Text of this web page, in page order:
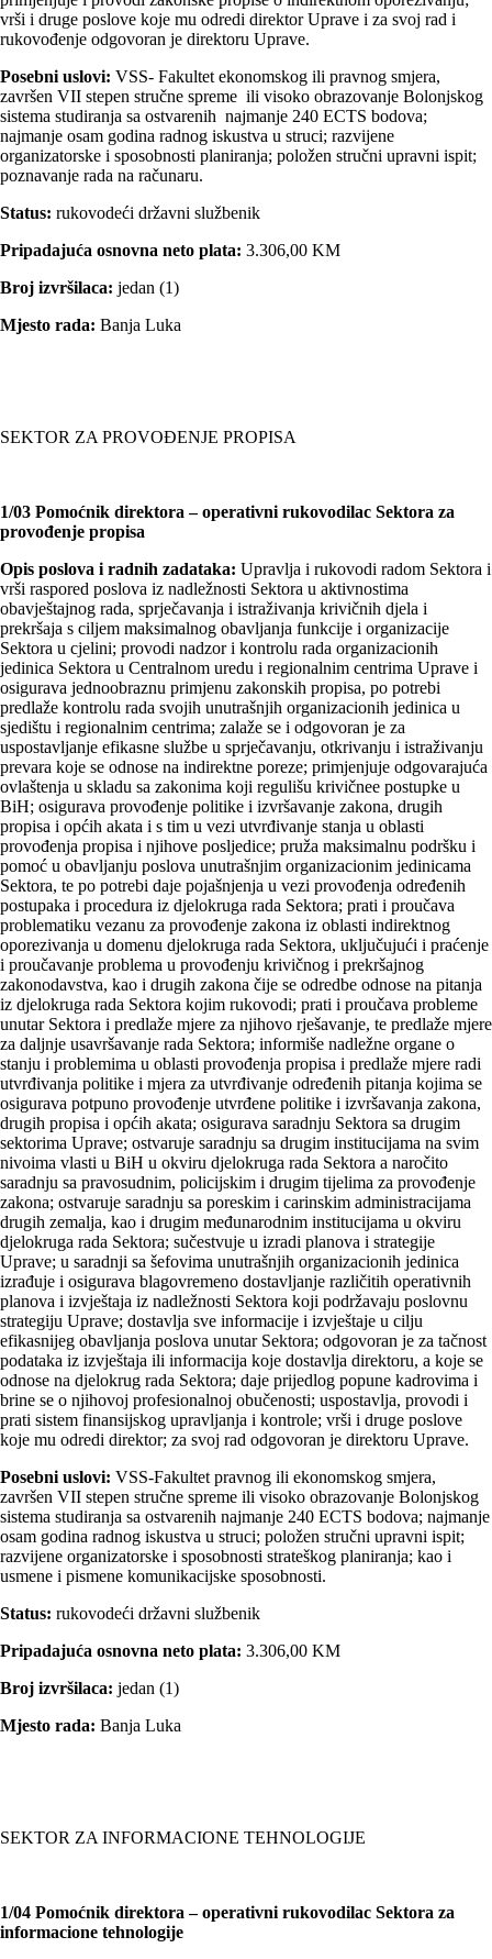
vrši i druge poslove koje mu odredi direktor Uprave i za svoj rad i
rukovođenje odgovoran je direktoru Uprave.
Posebni uslovi: VSS- Fakultet ekonomskog ili pravnog smjera,
završen VII stepen stručne spreme ili visoko obrazovanje Bolonjskog
sistema studiranja sa ostvarenih najmanje 240 ECTS bodova;
najmanje osam godina radnog iskustva u struci; razvijene
organizatorske i sposobnosti planiranja; položen stručni upravni ispit;
poznavanje rada na računaru.
Status: rukovodeći državni službenik
Pripadajuća osnovna neto plata: 3.306,00 KM
Broj izvršilaca: jedan (1)
Mjesto rada: Banja Luka
SEKTOR ZA PROVOĐENJE PROPISA
1/03 Pomoćnik direktora – operativni rukovodilac Sektora za
provođenje propisa
Opis poslova i radnih zadataka: Upravlja i rukovodi radom Sektora i
vrši raspored poslova iz nadležnosti Sektora u aktivnostima
obavještajnog rada, sprječavanja i istraživanja krivičnih djela i
prekršaja s ciljem maksimalnog obavljanja funkcije i organizacije
Sektora u cjelini; provodi nadzor i kontrolu rada organizacionih
jedinica Sektora u Centralnom uredu i regionalnim centrima Uprave i
osigurava jednoobraznu primjenu zakonskih propisa, po potrebi
predlaže kontrolu rada svojih unutrašnjih organizacionih jedinica u
sjedištu i regionalnim centrima; zalaže se i odgovoran je za
uspostavljanje efikasne službe u sprječavanju, otkrivanju i istraživanju
prevara koje se odnose na indirektne poreze; primjenjuje odgovarajuća
ovlaštenja u skladu sa zakonima koji regulišu krivičnee postupke u
BiH; osigurava provođenje politike i izvršavanje zakona, drugih
propisa i općih akata i s tim u vezi utvrđivanje stanja u oblasti
provođenja propisa i njihove posljedice; pruža maksimalnu podršku i
pomoć u obavljanju poslova unutrašnjim organizacionim jedinicama
Sektora, te po potrebi daje pojašnjenja u vezi provođenja određenih
postupaka i procedura iz djelokruga rada Sektora; prati i proučava
problematiku vezanu za provođenje zakona iz oblasti indirektnog
oporezivanja u domenu djelokruga rada Sektora, uključujući i praćenje
i proučavanje problema u provođenju krivičnog i prekršajnog
zakonodavstva, kao i drugih zakona čije se odredbe odnose na pitanja
iz djelokruga rada Sektora kojim rukovodi; prati i proučava probleme
unutar Sektora i predlaže mjere za njihovo rješavanje, te predlaže mjere
za daljnje usavršavanje rada Sektora; informiše nadležne organe o
stanju i problemima u oblasti provođenja propisa i predlaže mjere radi
utvrđivanja politike i mjera za utvrđivanje određenih pitanja kojima se
osigurava potpuno provođenje utvrđene politike i izvršavanja zakona,
drugih propisa i općih akata; osigurava saradnju Sektora sa drugim
sektorima Uprave; ostvaruje saradnju sa drugim institucijama na svim
nivoima vlasti u BiH u okviru djelokruga rada Sektora a naročito
saradnju sa pravosudnim, policijskim i drugim tijelima za provođenje
zakona; ostvaruje saradnju sa poreskim i carinskim administracijama
drugih zemalja, kao i drugim međunarodnim institucijama u okviru
djelokruga rada Sektora; sučestvuje u izradi planova i strategije
Uprave; u saradnji sa šefovima unutrašnjih organizacionih jedinica
izrađuje i osigurava blagovremeno dostavljanje različitih operativnih
planova i izvještaja iz nadležnosti Sektora koji podržavaju poslovnu
strategiju Uprave; dostavlja sve informacije i izvještaje u cilju
efikasnijeg obavljanja poslova unutar Sektora; odgovoran je za tačnost
podataka iz izvještaja ili informacija koje dostavlja direktoru, a koje se
odnose na djelokrug rada Sektora; daje prijedlog popune kadrovima i
brine se o njihovoj profesionalnoj obučenosti; uspostavlja, provodi i
prati sistem finansijskog upravljanja i kontrole; vrši i druge poslove
koje mu odredi direktor; za svoj rad odgovoran je direktoru Uprave.
Posebni uslovi: VSS-Fakultet pravnog ili ekonomskog smjera,
završen VII stepen stručne spreme ili visoko obrazovanje Bolonjskog
sistema studiranja sa ostvarenih najmanje 240 ECTS bodova; najmanje
osam godina radnog iskustva u struci; položen stručni upravni ispit;
razvijene organizatorske i sposobnosti strateškog planiranja; kao i
usmene i pismene komunikacijske sposobnosti.
Status: rukovodeći državni službenik
Pripadajuća osnovna neto plata: 3.306,00 KM
Broj izvršilaca: jedan (1)
Mjesto rada: Banja Luka
SEKTOR ZA INFORMACIONE TEHNOLOGIJE
1/04 Pomoćnik direktora – operativni rukovodilac Sektora za
informacione tehnologije